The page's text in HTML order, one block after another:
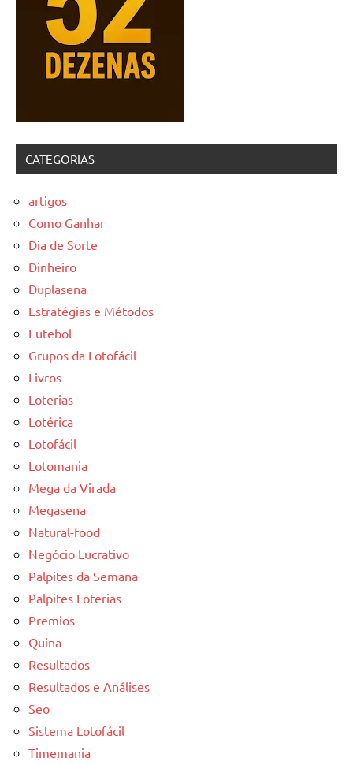
CATEGORIAS
artigos
Como Ganhar
Dia de Sorte
Dinheiro
Duplasena
Estratégias e Métodos
Futebol
Grupos da Lotofácil
Livros
Loterias
Lotérica
Lotofácil
Lotomania
Mega da Virada
Megasena
Natural-food
Negócio Lucrativo
Palpites da Semana
Palpites Loterias
Premios
Quina
Resultados
Resultados e Análises
Seo
Sistema Lotofácil
Timemania